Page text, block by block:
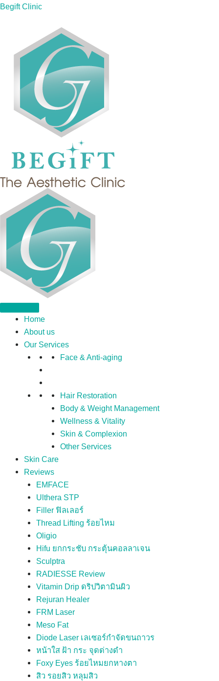
Skip
Begift Clinic
Home
About us
Our Services
Face & Anti-aging
Hair Restoration
Body & Weight Management
Wellness & Vitality
Skin & Complexion
Other Services
Skin Care
Reviews
EMFACE
Ulthera STP
Filler ฟิลเลอร์
Thread Lifting ร้อยไหม
Oligio
Hifu ยกกระชับ กระตุ้นคอลลาเจน
Sculptra
RADIESSE Review
Vitamin Drip ดริปวิตามินผิว
Rejuran Healer
FRM Laser
Meso Fat
Diode Laser เลเซอร์กำจัดขนถาวร
หน้าใส ฝ้า กระ จุดด่างดำ
Foxy Eyes ร้อยไหมยกหางตา
สิว รอยสิว หลุมสิว